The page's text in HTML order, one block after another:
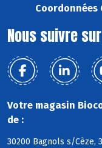
Coordonnées
Nous suivre sur
Votre magasin
de :
30200 Bagnols s/Cèze,